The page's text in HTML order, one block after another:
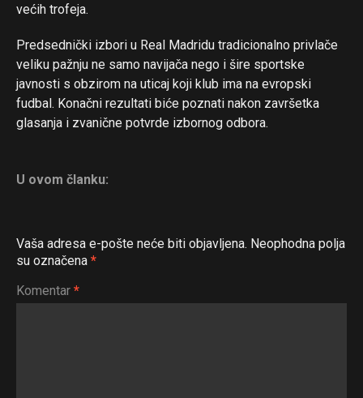
većih trofeja.
Predsednički izbori u Real Madridu tradicionalno privlače
veliku pažnju ne samo navijača nego i šire sportske
javnosti s obzirom na uticaj koji klub ima na evropski
fudbal. Konačni rezultati biće poznati nakon završetka
glasanja i zvanične potvrde izbornog odbora.
U ovom članku:
Vaša adresa e-pošte neće biti objavljena. Neophodna polja
su označena *
Komentar *